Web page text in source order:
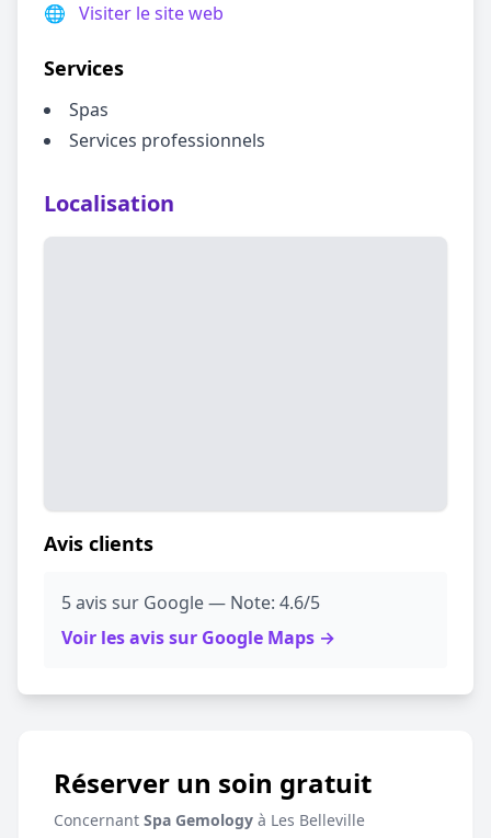
🌐 Visiter le site web
Services
Spas
Services professionnels
Localisation
Avis clients
5 avis sur Google — Note: 4.6/5
Voir les avis sur Google Maps →
Réserver un soin gratuit
Concernant Spa Gemology à Les Belleville